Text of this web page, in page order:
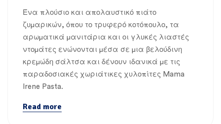
Ένα πλούσιο και απολαυστικό πιάτο
ζυμαρικών, όπου το τρυφερό κοτόπουλο, τα
αρωματικά μανιτάρια και οι γλυκές λιαστές
ντομάτες ενώνονται μέσα σε μια βελούδινη
κρεμώδη σάλτσα και δένουν ιδανικά με τις
παραδοσιακές χωριάτικες χυλοπίτες Mama
Irene Pasta.
Read more